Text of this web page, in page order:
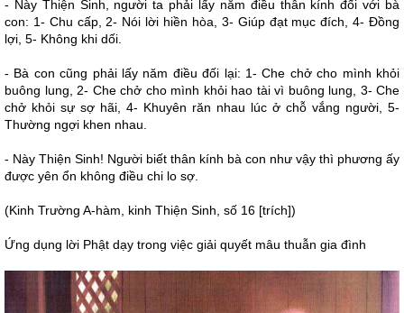
- Này Thiện Sinh, người ta phải lấy năm điều thân kính đối với bà
con: 1- Chu cấp, 2- Nói lời hiền hòa, 3- Giúp đạt mục đích, 4- Đồng
lợi, 5- Không khi dối.
- Bà con cũng phải lấy năm điều đối lại: 1- Che chở cho mình khỏi
buông lung, 2- Che chở cho mình khỏi hao tài vì buông lung, 3- Che
chở khỏi sự sợ hãi, 4- Khuyên răn nhau lúc ở chỗ vắng người, 5-
Thường ngợi khen nhau.
- Này Thiện Sinh! Người biết thân kính bà con như vậy thì phương ấy
được yên ổn không điều chi lo sợ.
(Kinh Trường A-hàm, kinh Thiện Sinh, số 16 [trích])
Ứng dụng lời Phật dạy trong việc giải quyết mâu thuẫn gia đình